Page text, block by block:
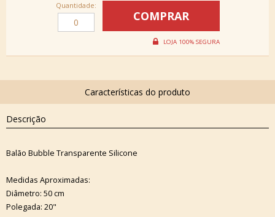
Quantidade:
Descrição
Balão Bubble Transparente Silicone
Medidas Aproximadas:
Diâmetro: 50 cm
Polegada: 20"